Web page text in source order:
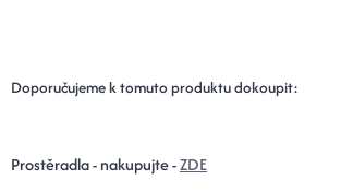
Doporučujeme k tomuto produktu dokoupit:
Prostěradla - nakupujte -ZDE